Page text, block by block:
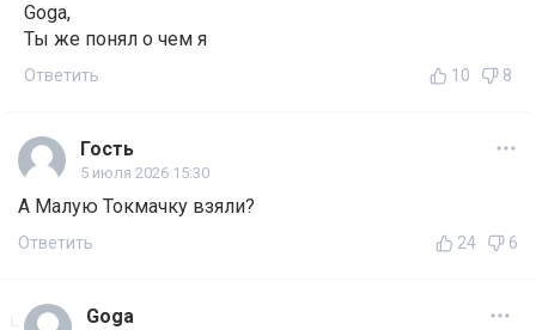
Goga,
Ты же понял о чем я
Ответить 10 8
Гость
5 июля 2026 15:30
А Малую Токмачку взяли?
Ответить 24 6
Goga